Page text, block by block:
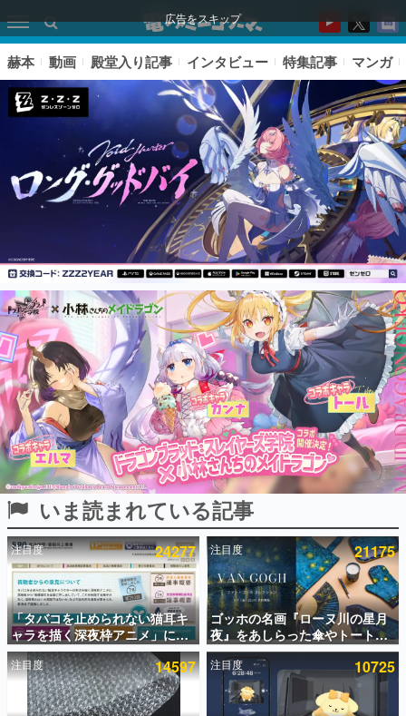
広告をスキップ
ピックアップ
電ファミのいま読まれている記事ランキング
アプリセール情報
インタビュー
連載・特集一覧
殿堂入り記事
SNS拡散数が数千以上！ ページビュー数万以上！ などな
ど。多くの人々に読まれた、電ファミ渾身の“殿堂入り”記
事をまとめました。
ゲームの企画書
名作ゲームクリエイターの方々に製作時のエピソードをお
聞きし、ヒットする企画（ゲーム）とは何か？を探ってい
きます。
赫本
この物語を解いてはいけない。『赫本』は、〈試験問題〉
の形をした短編ホラー小説集です。
赫本 動画 殿堂入り記事 インタビュー 特集記事 マンガ
いま読まれている記事
注目度 24277
「タバコを止められない猫耳キ
ャラを描く深夜枠アニメ」に視
聴者の一部から批判意見。違法
薬物の使用と思しき描写も含め
て、BPOが議論を交わす
注目度 21175
ゴッホの名画『ローヌ川の星月
夜』をあしらった傘やトートバ
ッグなどが登場。8月7日21時よ
り2日間限定で予約販売
注目度 14597 注目度 10725